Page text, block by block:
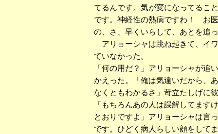
てるんです。気が変になってるこ
です。神経性の熱病ですわ！ お
の、さ、早くいらして、あとを追
アリョーシャは跳ね起きて、イ
ていなかった。
「何の用だ？」アリョーシャが追
かえった。「俺は気違いだから、
なくともわかるさ」苛立たしげに
「もちろんあの人は誤解してます
とおりですよ」アリョーシャは言
です。ひどく病人らしい顔をして